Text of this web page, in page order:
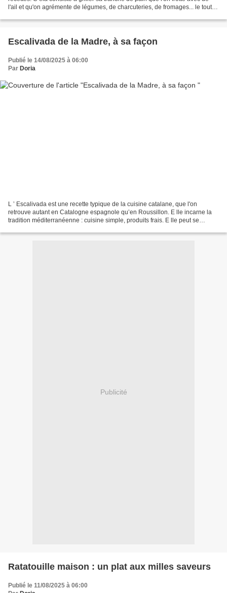
l'ail et qu'on agrémente de légumes, de charcuteries, de fromages... le tout
Escalivada de la Madre, à sa façon
Publié le 14/08/2025 à 06:00
Par Doria
L ’ Escalivada est une recette typique de la cuisine catalane, que l'on
retrouve autant en Catalogne espagnole qu’en Roussillon. E lle incarne la
tradition méditerranéenne : cuisine simple, produits frais. E lle peut se
Publicité
Ratatouille maison : un plat aux milles saveurs
Publié le 11/08/2025 à 06:00